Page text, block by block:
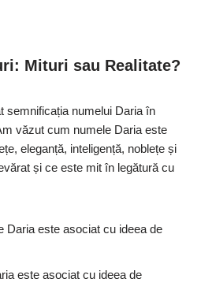
Mituri sau Realitate?
semnificația numelui Daria în
văzut cum numele Daria este
eleganță, inteligență, noblețe și
și ce este mit în legătură cu
Daria este asociat cu ideea de
este asociat cu ideea de